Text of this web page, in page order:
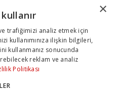
×
trafiğimizi analiz etmek için
kullanımınıza ilişkin bilgileri,
kullanmanız sonucunda
reklam ve analiz
Politikası